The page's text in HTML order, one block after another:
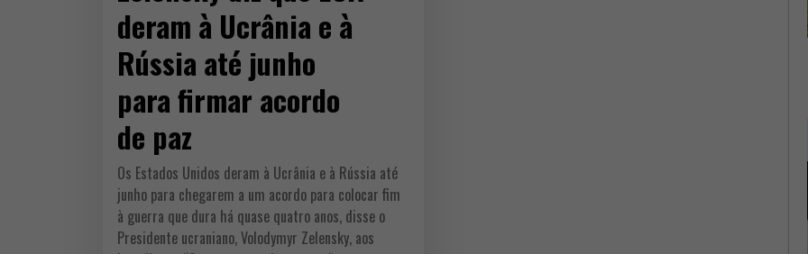
deram à Ucrânia e à
Rússia até junho
para firmar acordo
de paz
Os Estados Unidos deram à Ucrânia e à Rússia até
junho para chegarem a um acordo para colocar fim
à guerra que dura há quase quatro anos, disse o
Presidente ucraniano, Volodymyr Zelensky, aos